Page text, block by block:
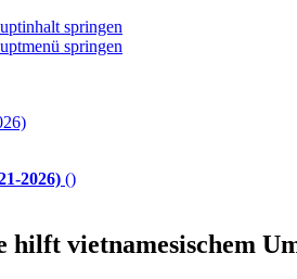
springen
springen
2026) ()
hilft vietnamesischem